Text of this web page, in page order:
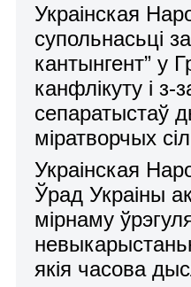
Украінская
супольнасьці
кантынгент” у
канфлікуту і з-
сепаратыстаў
міратворчых
Украінская
Ўрад Украіны
мірнаму
якія часова